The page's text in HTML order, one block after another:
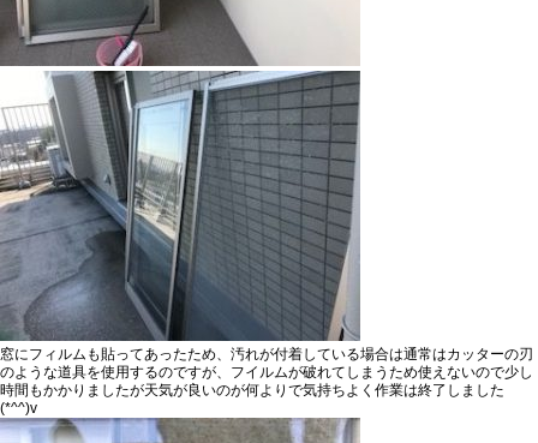
窓にフィルムも貼ってあったため、汚れが付着している場合は通常はカッターの刃
のような道具を使用するのですが、フイルムが破れてしまうため使えないので少し
時間もかかりましたが天気が良いのが何よりで気持ちよく作業は終了しました
(*^^)v